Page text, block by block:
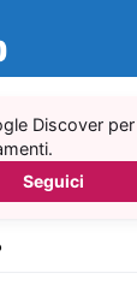
Discover
Seguici